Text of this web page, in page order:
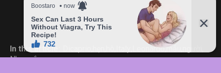
In this article: Leonardo mẫu
Nhan,sắc